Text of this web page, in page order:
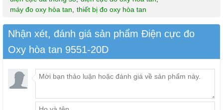
máy đo oxy hòa tan, thiết bị đo oxy hòa tan
Nhận xét, đánh giá sản phẩm Điện cực đo
Oxy hòa tan 9551-20D